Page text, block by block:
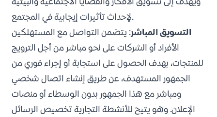
لإحداث تأثيرات إيجابية في المجتمع.
التسويق المباشر: يتضمن التواصل مع المستهلكين
الأفراد أو الشركات على نحو مباشر من أجل الترويج
للمنتجات، بهدف الحصول على استجابة أو إجراء فوري من
الجمهور المستهدف، عن طريق إنشاء اتصال شخصي
ومباشر مع هذا الجمهور بدون الوسطاء أو منصات
الإعلان. وهو يتيح للأنشطة التجارية تخصيص الرسائل